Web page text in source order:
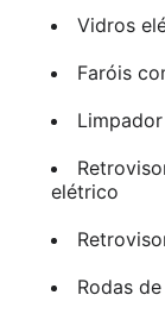
Vidros
Faróis
elétrico
Rodas